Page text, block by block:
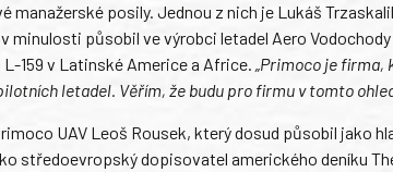
manažerské posily. Jednou z nich je Lukáš
působil ve výrobci letadel Aero
159 v Latinské Americe a Africe. „Primoco je firma,
letadel. Věřím, že budu pro firmu v tomto
UAV Leoš Rousek, který dosud působil jako
středoevropský dopisovatel amerického deníku